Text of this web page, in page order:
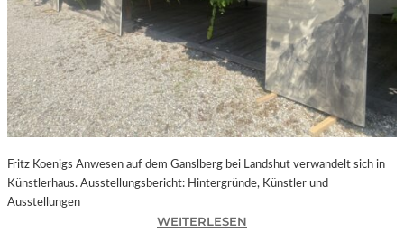
Fritz Koenigs Anwesen auf dem Ganslberg bei Landshut verwandelt sich in
Künstlerhaus. Ausstellungsbericht: Hintergründe, Künstler und
Ausstellungen
WEITERLESEN